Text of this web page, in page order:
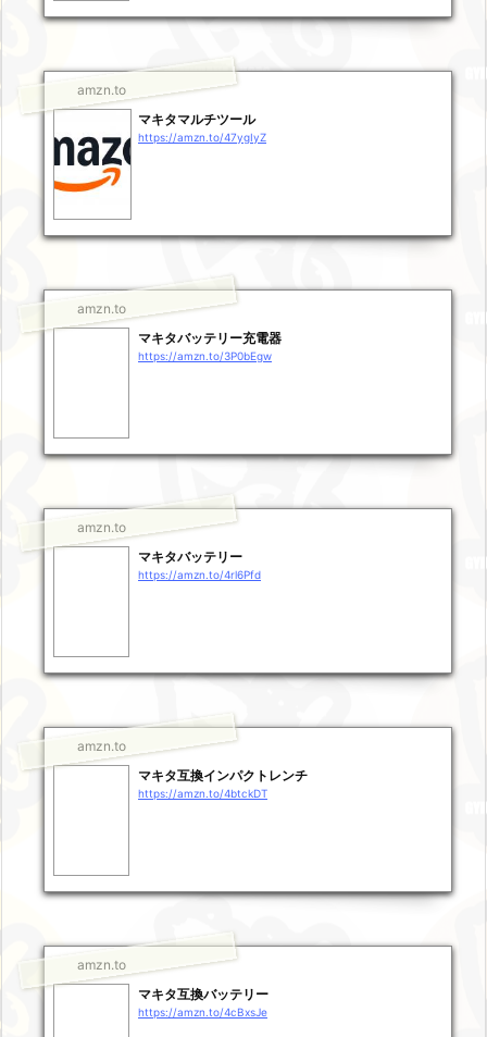
amzn.to
マキタマルチツール
https://amzn.to/47ygIyZ
amzn.to
マキタバッテリー充電器
https://amzn.to/3P0bEgw
amzn.to
マキタバッテリー
https://amzn.to/4rl6Pfd
amzn.to
マキタ互換インパクトレンチ
https://amzn.to/4btckDT
amzn.to
マキタ互換バッテリー
https://amzn.to/4cBxsJe